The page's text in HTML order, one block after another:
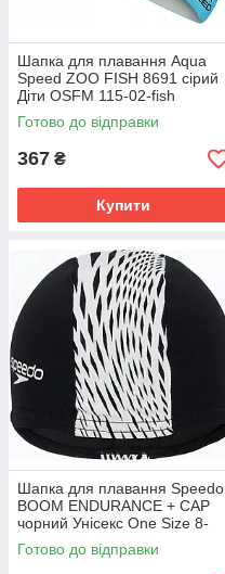
Шапка для плавання Aqua
Speed ZOO FISH 8691 сірий
Діти OSFM 115-02-fish
Готово до відправки
367 ₴
Купити
Шапка для плавання Speedo
BOOM ENDURANCE + CAP
чорний Унісекс One Size 8-
1395506389
Готово до відправки